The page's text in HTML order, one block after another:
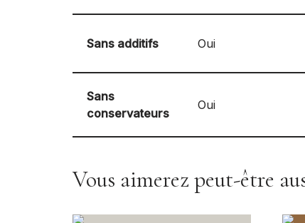
Sans additifs Oui
Sans
conservateurs
Oui
Vous aimerez peut-être